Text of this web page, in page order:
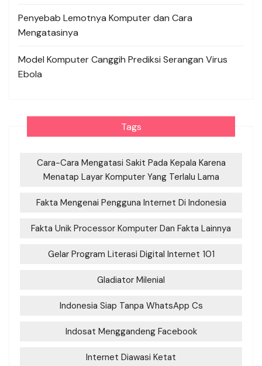
Penyebab Lemotnya Komputer dan Cara
Mengatasinya
Model Komputer Canggih Prediksi Serangan Virus
Ebola
Tags
Cara-Cara Mengatasi Sakit Pada Kepala Karena
Menatap Layar Komputer Yang Terlalu Lama
Fakta Mengenai Pengguna Internet Di Indonesia
Fakta Unik Processor Komputer Dan Fakta Lainnya
Gelar Program Literasi Digital Internet 101
Gladiator Milenial
Indonesia Siap Tanpa WhatsApp Cs
Indosat Menggandeng Facebook
Internet Diawasi Ketat